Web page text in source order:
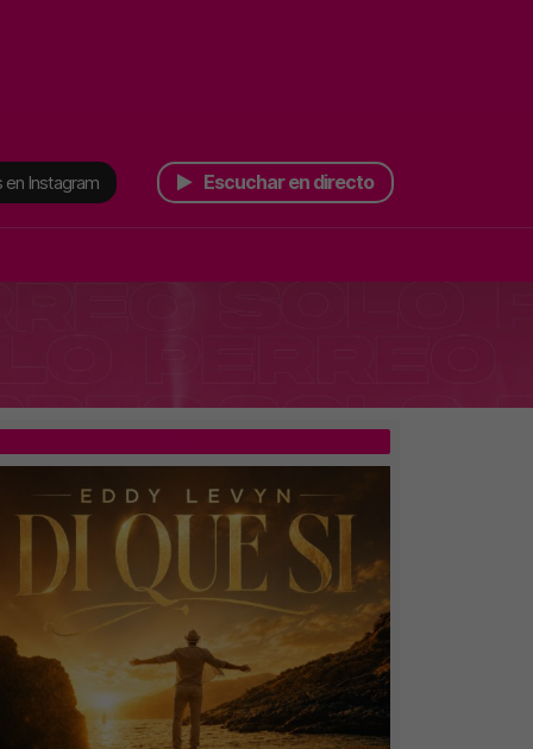
en Instagram Escuchar en directo